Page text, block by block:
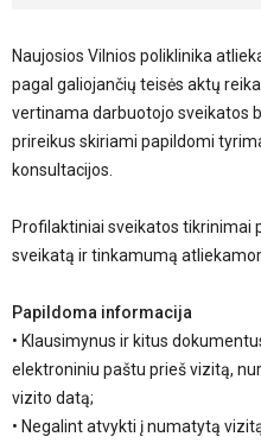
Naujosios Vilnios poliklinika
pagal galiojančių teisės aktų
vertinama darbuotojo sveikatos
prireikus skiriami papildomi
konsultacijos.
Profilaktiniai sveikatos tikrinimai
sveikatą ir tinkamumą
Papildoma informacija
• Klausimynus ir kitus
elektroniniu paštu prieš vizitą,
vizito datą;
• Negalint atvykti į numatytą